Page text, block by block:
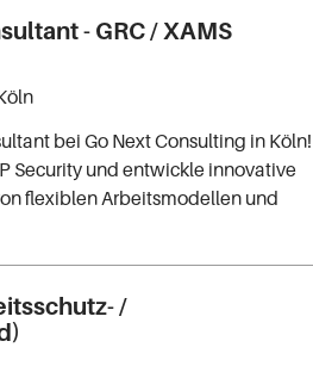
- GRC / XAMS
bei Go Next Consulting in Köln!
Security und entwickle innovative
flexiblen Arbeitsmodellen und
/